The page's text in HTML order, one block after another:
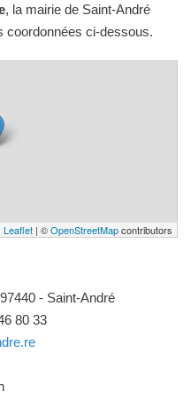
, la mairie de Saint-André
coordonnées ci-dessous.
Leaflet | ©OpenStreetMapcontributors
- Saint-André
80 33